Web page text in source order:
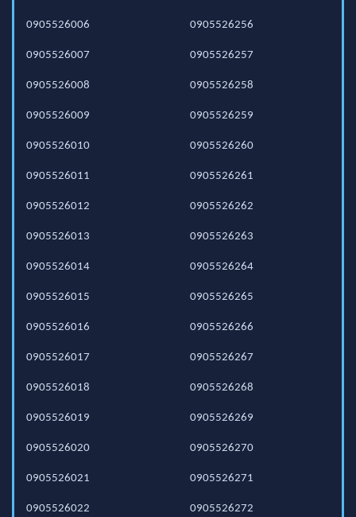
0905526006
0905526007
0905526008
0905526009
0905526010
0905526011
0905526012
0905526013
0905526014
0905526015
0905526016
0905526017
0905526018
0905526019
0905526020
0905526021
0905526022
0905526256
0905526257
0905526258
0905526259
0905526260
0905526261
0905526262
0905526263
0905526264
0905526265
0905526266
0905526267
0905526268
0905526269
0905526270
0905526271
0905526272